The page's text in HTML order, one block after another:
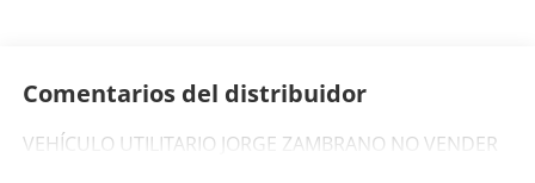
Comentarios del distribuidor
VEHÍCULO UTILITARIO JORGE ZAMBRANO NO VENDER